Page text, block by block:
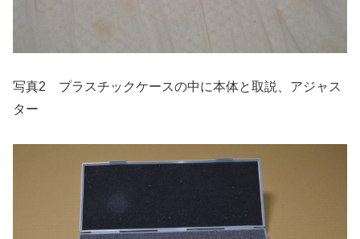
写真2 プラスチックケースの中に本体と取説、アジャス
ター